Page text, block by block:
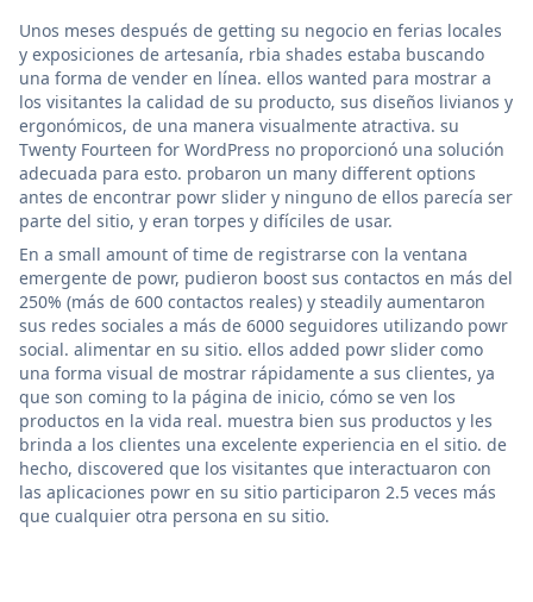
Unos meses después de getting su negocio en ferias locales
y exposiciones de artesanía, rbia shades estaba buscando
una forma de vender en línea. ellos wanted para mostrar a
los visitantes la calidad de su producto, sus diseños livianos y
ergonómicos, de una manera visualmente atractiva. su
Twenty Fourteen for WordPress no proporcionó una solución
adecuada para esto. probaron un many different options
antes de encontrar powr slider y ninguno de ellos parecía ser
parte del sitio, y eran torpes y difíciles de usar.
En a small amount of time de registrarse con la ventana
emergente de powr, pudieron boost sus contactos en más del
250% (más de 600 contactos reales) y steadily aumentaron
sus redes sociales a más de 6000 seguidores utilizando powr
social. alimentar en su sitio. ellos added powr slider como
una forma visual de mostrar rápidamente a sus clientes, ya
que son coming to la página de inicio, cómo se ven los
productos en la vida real. muestra bien sus productos y les
brinda a los clientes una excelente experiencia en el sitio. de
hecho, discovered que los visitantes que interactuaron con
las aplicaciones powr en su sitio participaron 2.5 veces más
que cualquier otra persona en su sitio.